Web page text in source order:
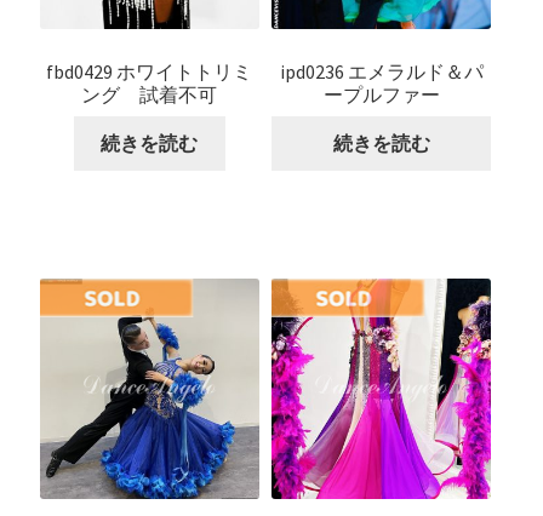
fbd0429 ホワイトトリミ
ング 試着不可
続きを読む
ipd0236 エメラルド＆パ
ープルファー
続きを読む